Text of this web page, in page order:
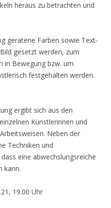
heraus zu betrachten und
geratene Farben sowie Text-
gesetzt werden, zum
in Bewegung bzw. um
festgehalten werden.
ergibt sich aus den
Künstlerinnen und
Neben der
Techniken und
eine abwechslungsreiche
kann.
19.00 Uhr